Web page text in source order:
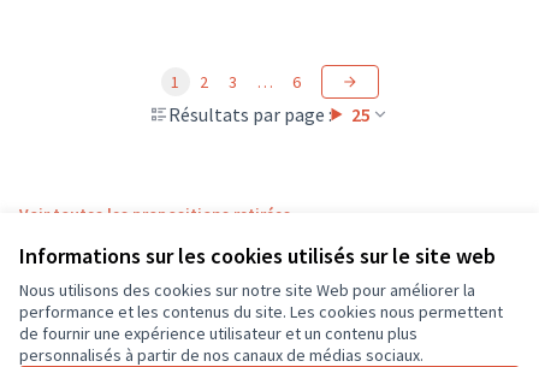
Informations sur les cookies utilisés sur le site web
Nous utilisons des cookies sur notre site Web pour améliorer la
performance et les contenus du site. Les cookies nous permettent
de fournir une expérience utilisateur et un contenu plus
personnalisés à partir de nos canaux de médias sociaux.
Résultats par page : 25
1 2 3 … 6
Voir toutes les propositions retirées
Conditions d'utilisation
Paramètres des cookies
CD37 sur XCD37 sur Facebook
CD37 sur Instagram
CD37 sur YouTube